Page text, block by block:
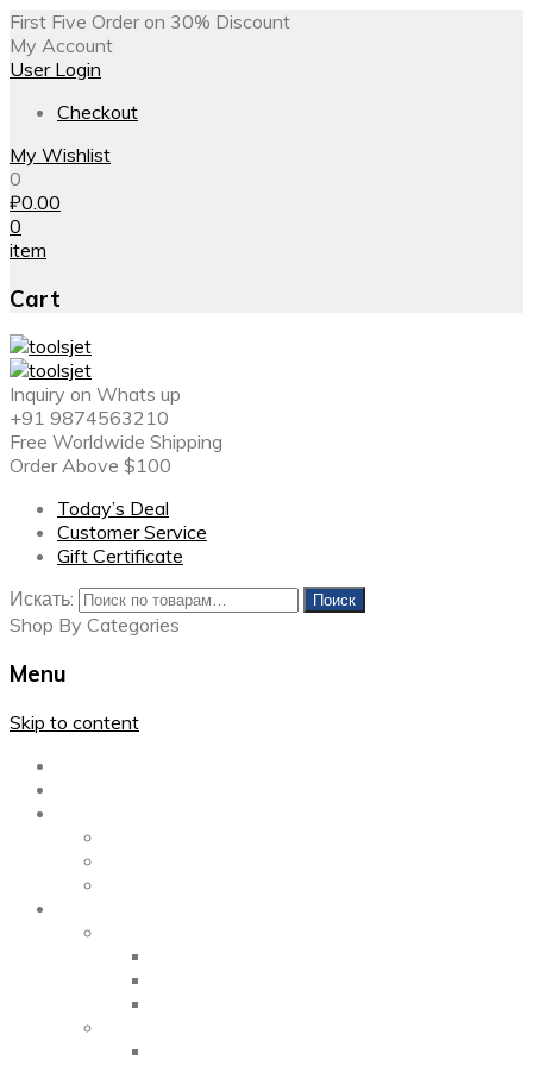
First Five Order on 30% Discount
My Account
User Login
Checkout
My Wishlist
0
₽0.00
0
item
Cart
Inquiry on Whats up
+91 9874563210
Free Worldwide Shipping
Order Above $100
Today’s Deal
Customer Service
Gift Certificate
Искать:
Поиск
Shop By Categories
Menu
Skip to content